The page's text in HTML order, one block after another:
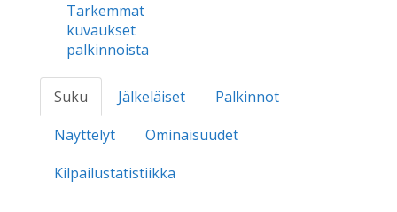
Tarkemmat
kuvaukset
palkinnoista
Suku Jälkeläiset
Palkinnot
Näyttelyt
Ominaisuudet
Kilpailustatistiikka